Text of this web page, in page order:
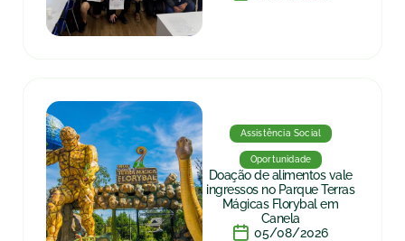
Assistência Social
Oportunidade
Doação de alimentos vale
ingressos no Parque Terras
Mágicas Florybal em
Canela
05/08/2026